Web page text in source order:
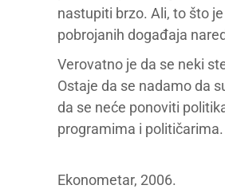
nastupiti brzo. Ali, to što
pobrojanih događaja
Verovatno je da se neki
Ostaje da se nadamo da
da se neće ponoviti
programima i
Ekonometar, 2006.